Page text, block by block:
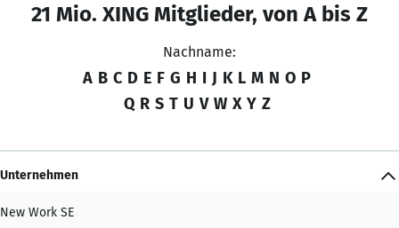
21 Mio. XING Mitglieder, von A bis Z
Nachname:
A B C D E F G H I J K L M N O P
Q R S T U V W X Y Z
Unternehmen
New Work SE